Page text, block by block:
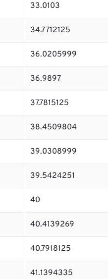
33.0103
34.7712125
36.0205999
36.9897
37.7815125
38.4509804
39.0308999
39.5424251
40
40.4139269
40.7918125
41.1394335